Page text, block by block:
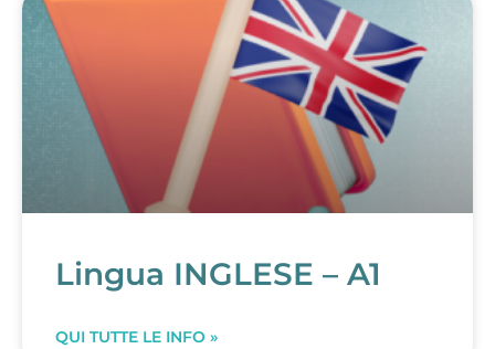
Lingua INGLESE – A1
QUI TUTTE LE INFO »